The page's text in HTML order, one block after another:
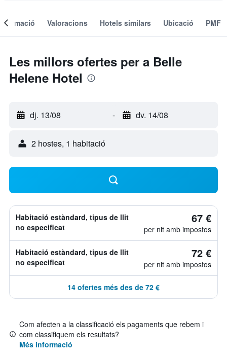
Valoracions Hotels similars Ubicació PMF
Les millors ofertes per a Belle
Helene Hotel
dj. 13/08 - dv. 14/08
2 hostes, 1 habitació
Habitació estàndard, tipus de llit
no especificat
67 €
per nit amb impostos
Habitació estàndard, tipus de llit
no especificat
72 €
per nit amb impostos
14 ofertes més des de 72 €
Com afecten a la classificació els pagaments que rebem i
com classifiquem els resultats?
Més informació